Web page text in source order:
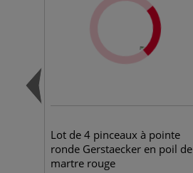
Lot de 4 pinceaux à pointe
ronde Gerstaecker en poil de
martre rouge